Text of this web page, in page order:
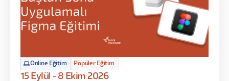
Online Eğitim Popüler Eğitim
15 Eylül - 8 Ekim 2026